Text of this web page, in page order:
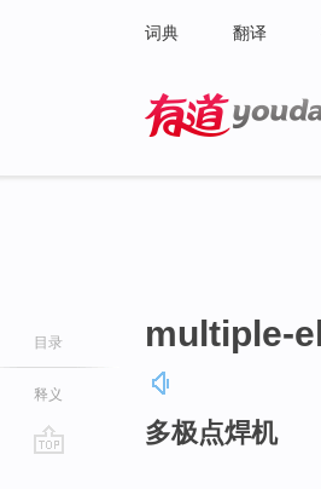
词典 翻译
目录
释义
multiple-
多极点焊机